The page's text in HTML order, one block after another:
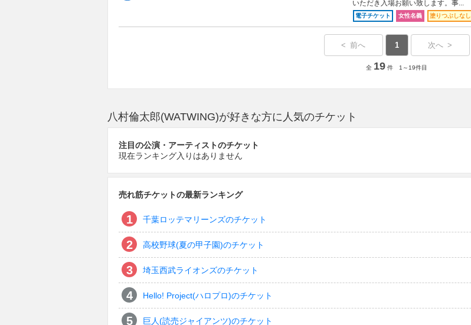
いただき入場お願い致します。事...
電子チケット 女性名義 塗りつぶしなし
< 前へ 1 次へ >
全 19 件 1～19件目
八村倫太郎(WATWING)が好きな方に人気のチケット
注目の公演・アーティストのチケット
現在ランキング入りはありません
売れ筋チケットの最新ランキング
千葉ロッテマリーンズのチケット
高校野球(夏の甲子園)のチケット
埼玉西武ライオンズのチケット
Hello! Project(ハロプロ)のチケット
巨人(読売ジャイアンツ)のチケット